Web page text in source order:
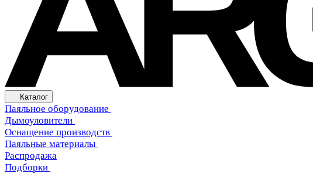
Каталог
Паяльное оборудование
Дымоуловители
Оснащение производств
Паяльные материалы
Распродажа
Подборки